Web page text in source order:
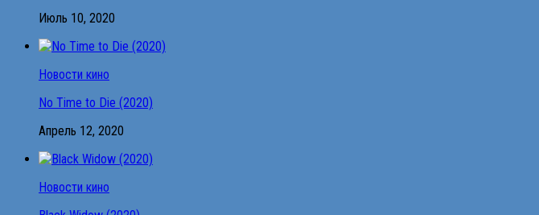
Июль 10, 2020
Новости кино
No Time to Die (2020)
Апрель 12, 2020
Новости кино